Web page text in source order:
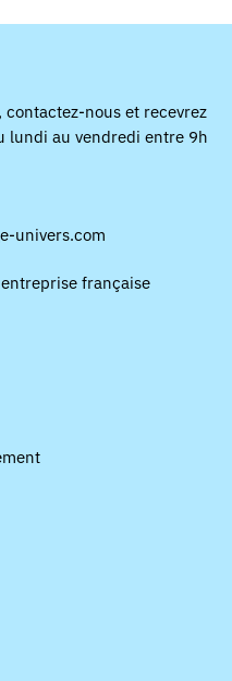
contactez-nous et recevrez
lundi au vendredi entre 9h
univers.com
française